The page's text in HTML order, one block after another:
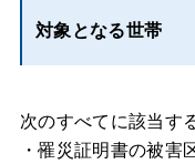
対象となる世帯
次のすべてに該当す
・罹災証明書の被害